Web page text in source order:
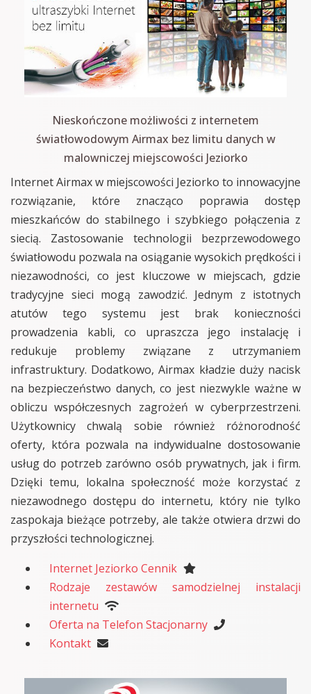
Nieskończone możliwości z internetem
światłowodowym Airmax bez limitu danych w
malowniczej miejscowości Jeziorko
Internet Airmax w miejscowości Jeziorko to innowacyjne
rozwiązanie, które znacząco poprawia dostęp
mieszkańców do stabilnego i szybkiego połączenia z
siecią. Zastosowanie technologii bezprzewodowego
światłowodu pozwala na osiąganie wysokich prędkości i
niezawodności, co jest kluczowe w miejscach, gdzie
tradycyjne sieci mogą zawodzić. Jednym z istotnych
atutów tego systemu jest brak konieczności
prowadzenia kabli, co upraszcza jego instalację i
redukuje problemy związane z utrzymaniem
infrastruktury. Dodatkowo, Airmax kładzie duży nacisk
na bezpieczeństwo danych, co jest niezwykle ważne w
obliczu współczesnych zagrożeń w cyberprzestrzeni.
Użytkownicy chwalą sobie również różnorodność
oferty, która pozwala na indywidualne dostosowanie
usług do potrzeb zarówno osób prywatnych, jak i firm.
Dzięki temu, lokalna społeczność może korzystać z
niezawodnego dostępu do internetu, który nie tylko
zaspokaja bieżące potrzeby, ale także otwiera drzwi do
przyszłości technologicznej.
Internet Jeziorko Cennik
Rodzaje zestawów samodzielnej instalacji
internetu
Oferta na Telefon Stacjonarny
Kontakt